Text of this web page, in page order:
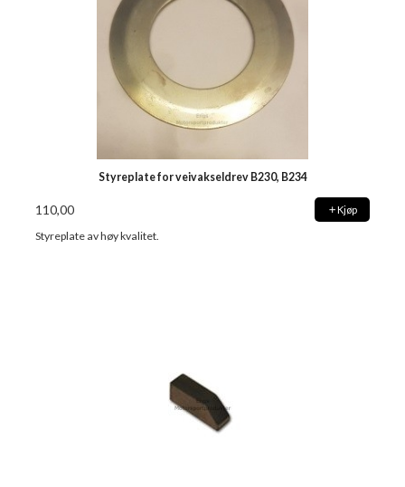
Styreplate for veivakseldrev B230, B234
110,00 Kjøp
Styreplate av høy kvalitet.